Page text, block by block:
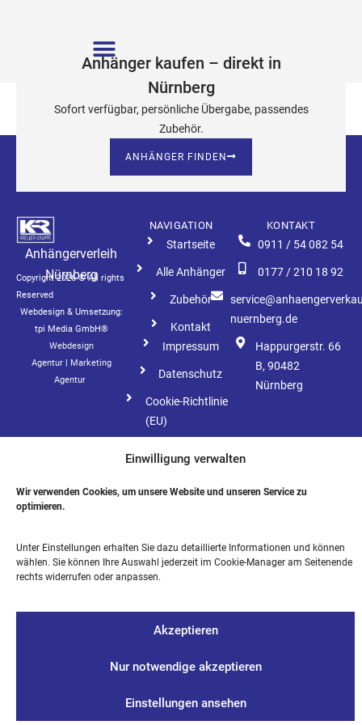
Einwilligung verwalten
Wir verwenden Cookies, um unsere Website und unseren Service zu
optimieren.
Unter Einstellungen erhalten Sie dazu detaillierte Informationen und können
wählen. Sie können Ihre Auswahl jederzeit im Cookie-Manager am Seitenende
rechts widerrufen oder anpassen.
Akzeptieren
Nur notwendige akzeptieren
Einstellungen ansehen
ANHÄNGER FINDEN
Abdecknetz
Anhänger kaufen – direkt in
Nürnberg
Sofort verfügbar, persönliche Übergabe, passendes
Zubehör.
ANHÄNGER FINDEN
Anhängerverleih
Nürnberg
Copyright 2026 © All rights
Reserved
Webdesign & Umsetzung:
tpi Media GmbH®
Webdesign
Agentur|
Marketing
Agentur
NAVIGATION
Startseite
Alle Anhänger
Zubehör
Kontakt
Impressum
Datenschutz
Cookie-Richtlinie
(EU)
KONTAKT
0911 / 54 082 54
0177 / 210 18 92
nuernberg.de
Happurgerstr. 66
B, 90482
Nürnberg